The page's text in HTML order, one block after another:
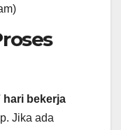
hari bekerja
Jika ada